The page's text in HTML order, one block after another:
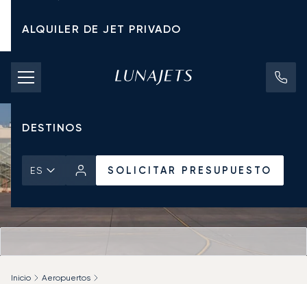
ALQUILER DE JET PRIVADO
TARIFAS DE CHÁRTER
JETS PRIVADOS
DESTINOS
ES SOLICITAR PRESUPUESTO
Inicio
Aeropuertos